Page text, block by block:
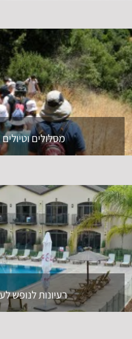
מסלולים
רעיונות לנופש